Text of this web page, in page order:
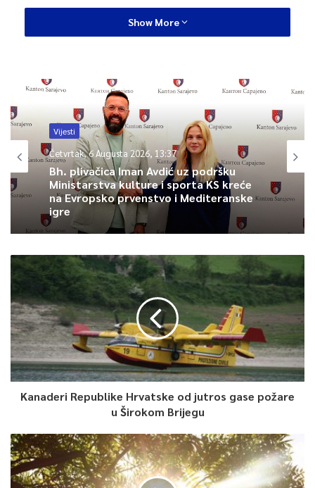
predstavlja suzbijanje slobode govora.
Article Rating
Show More
Vijesti
Četvrtak, 6 Augusta 2026, 13:37
Bh. plivačica Iman Avdić uz podršku
Ministarstva kulture i sporta KS kreće
na Evropsko prvenstvo i Mediteranske
igre
Kanaderi Republike Hrvatske od jutros gase požare
u Širokom Brijegu